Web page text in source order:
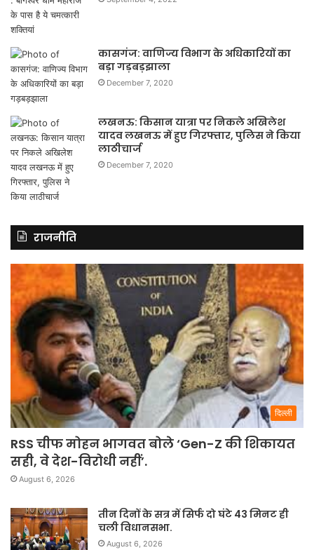
कासगंज: वाणिज्य विभाग के अधिकारियों का
बड़ा गड़बड़झाला
December 7, 2020
लखनऊ: किसान यात्रा पर निकले अखिलेश
यादव लखनऊ में हुए गिरफ्तार, पुलिस ने किया
लाठीचार्ज
December 7, 2020
राजनीति
दिल्ली
RSS चीफ मोहन भागवत बोले ‘Gen-Z की शिकायत
सही, वे देश-विरोधी नहीं’.
August 6, 2026
तीन दिनों के सत्र में सिर्फ दो घंटे 43 मिनट ही
चली विधानसभा.
August 6, 2026